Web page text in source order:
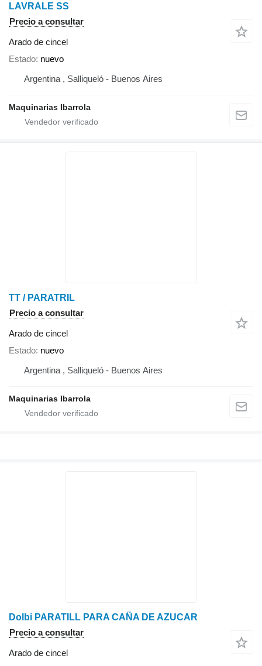
LAVRALE SS
Precio a consultar
Arado de cincel
Estado nuevo
Argentina , Salliqueló - Buenos Aires
Maquinarias Ibarrola
TT / PARATRIL
Precio a consultar
Arado de cincel
Estado nuevo
Argentina , Salliqueló - Buenos Aires
Maquinarias Ibarrola
Dolbi PARATILL PARA CAÑA DE AZUCAR
Precio a consultar
Arado de cincel